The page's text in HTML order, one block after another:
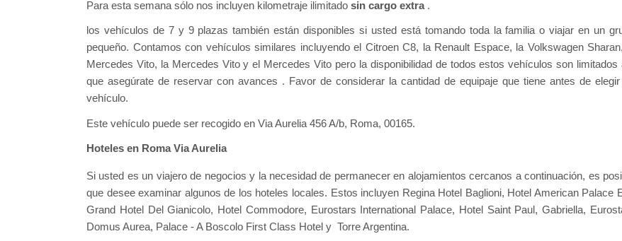
Para esta semana sólo nos incluyen kilometraje ilimitado sin cargo extra .
los vehículos de 7 y 9 plazas también están disponibles si usted está tomando toda la familia o viajar en un
pequeño. Contamos con vehículos similares incluyendo el Citroen C8, la Renault Espace, la Volkswagen
Mercedes Vito, la Mercedes Vito y el Mercedes Vito pero la disponibilidad de todos estos vehículos son limitados
que asegúrate de reservar con avances . Favor de considerar la cantidad de equipaje que tiene antes de
vehículo.
Este vehículo puede ser recogido en Via Aurelia 456 A/b, Roma, 00165.
Hoteles en Roma Via Aurelia
Si usted es un viajero de negocios y la necesidad de permanecer en alojamientos cercanos a continuación, es
que desee examinar algunos de los hoteles locales. Estos incluyen Regina Hotel Baglioni, Hotel American Palace
Grand Hotel Del Gianicolo, Hotel Commodore, Eurostars International Palace, Hotel Saint Paul, Gabriella,
Domus Aurea, Palace - A Boscolo First Class Hotel y Torre Argentina.